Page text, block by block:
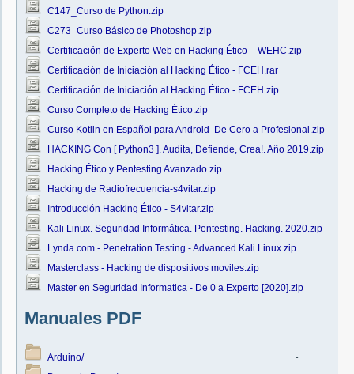
C147_Curso de Python.zip
C273_Curso Básico de Photoshop.zip
Certificación de Experto Web en Hacking Ético – WEHC.zip
Certificación de Iniciación al Hacking Ético - FCEH.rar
Certificación de Iniciación al Hacking Ético - FCEH.zip
Curso Completo de Hacking Ético.zip
Curso Kotlin en Español para Android  De Cero a Profesional.zip
HACKING Con [ Python3 ]. Audita, Defiende, Crea!. Año 2019.zip
Hacking Ético y Pentesting Avanzado.zip
Hacking de Radiofrecuencia-s4vitar.zip
Introducción Hacking Ético - S4vitar.zip
Kali Linux. Seguridad Informática. Pentesting. Hacking. 2020.zip
Lynda.com - Penetration Testing - Advanced Kali Linux.zip
Masterclass - Hacking de dispositivos moviles.zip
Master en Seguridad Informatica - De 0 a Experto [2020].zip
Manuales PDF
Arduino/